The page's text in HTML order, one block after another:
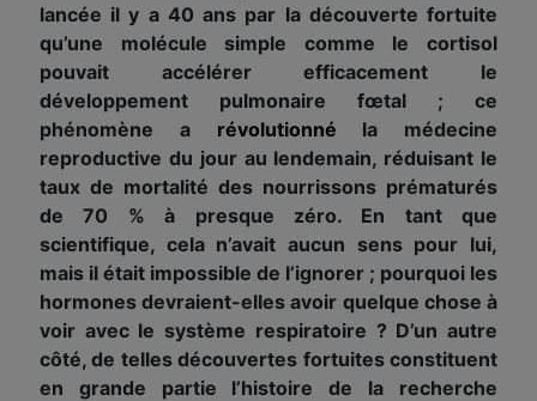
lancée il y a 40 ans par la découverte fortuite
qu’une molécule simple comme le cortisol
pouvait accélérer efficacement le
développement pulmonaire fœtal ; ce
phénomène a révolutionné la médecine
reproductive du jour au lendemain, réduisant le
taux de mortalité des nourrissons prématurés
de 70 % à presque zéro. En tant que
scientifique, cela n’avait aucun sens pour lui,
mais il était impossible de l’ignorer ; pourquoi les
hormones devraient-elles avoir quelque chose à
voir avec le système respiratoire ? D’un autre
côté, de telles découvertes fortuites constituent
en grande partie l’histoire de la recherche